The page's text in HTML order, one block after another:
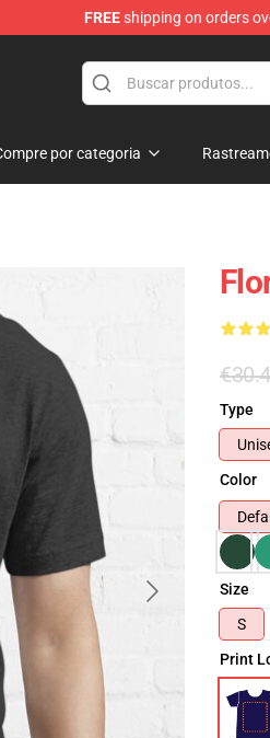
FREEshipping on orders
por categoria
Type
Color
Size
S
Print